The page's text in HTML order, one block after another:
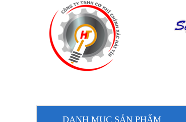
DANH MỤC SẢN PHẨM